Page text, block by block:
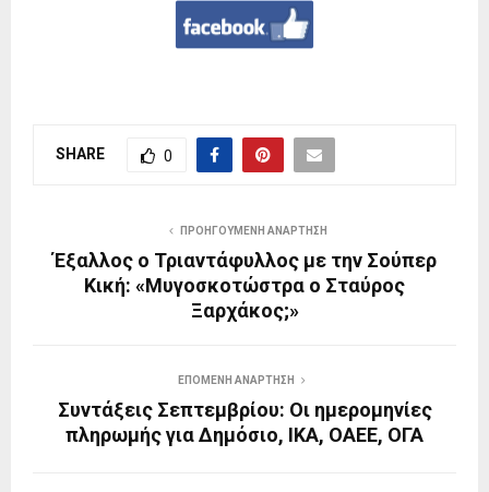
SHARE 0
ΠΡΟΗΓΟΎΜΕΝΗ ΑΝΆΡΤΗΣΗ
Έξαλλος ο Τριαντάφυλλος με την Σούπερ
Κική: «Μυγοσκοτώστρα ο Σταύρος
Ξαρχάκος;»
ΕΠΌΜΕΝΗ ΑΝΆΡΤΗΣΗ
Συντάξεις Σεπτεμβρίου: Οι ημερομηνίες
πληρωμής για Δημόσιο, ΙΚΑ, ΟΑΕΕ, ΟΓΑ